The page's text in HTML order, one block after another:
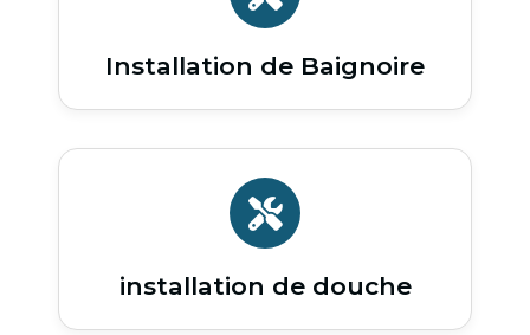
Installation de Baignoire
installation de douche